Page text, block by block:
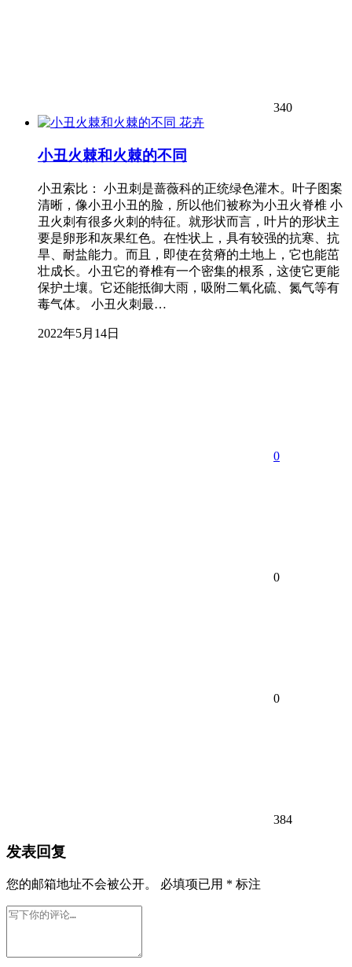
340
花卉
小丑火棘和火棘的不同
小丑索比： 小丑刺是蔷薇科的正统绿色灌木。叶子图案
清晰，像小丑小丑的脸，所以他们被称为小丑火脊椎 小
丑火刺有很多火刺的特征。就形状而言，叶片的形状主
要是卵形和灰果红色。在性状上，具有较强的抗寒、抗
旱、耐盐能力。而且，即使在贫瘠的土地上，它也能茁
壮成长。小丑它的脊椎有一个密集的根系，这使它更能
保护土壤。它还能抵御大雨，吸附二氧化硫、氮气等有
毒气体。 小丑火刺最…
2022年5月14日
0
0
0
384
发表回复
您的邮箱地址不会被公开。 必填项已用 * 标注